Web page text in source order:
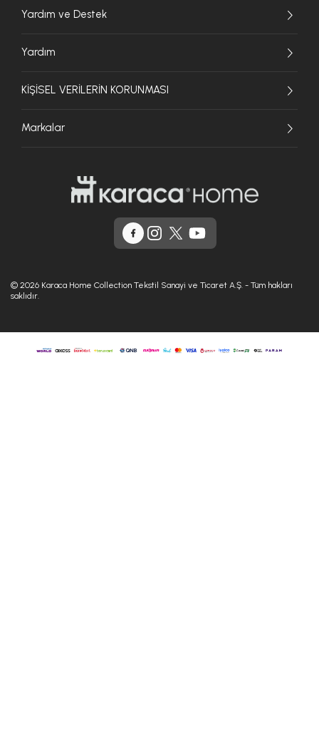
Yardım ve Destek
Yardım
KİŞİSEL VERİLERİN KORUNMASI
Markalar
© 2026 Karaca Home Collection Tekstil Sanayi ve Ticaret A.Ş. - Tüm hakları
saklıdır.